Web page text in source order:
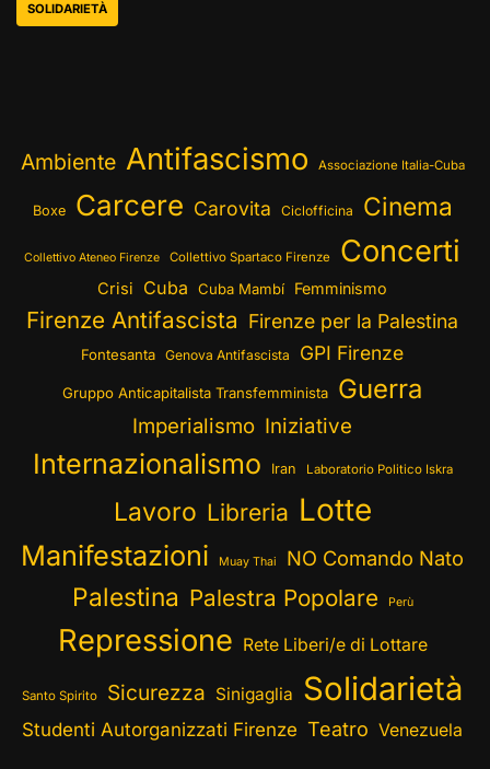
SOLIDARIETÀ
Ambiente Antifascismo Associazione Italia-Cuba
Boxe Carcere Carovita Ciclofficina Cinema
Collettivo Ateneo Firenze Collettivo Spartaco Firenze Concerti
Crisi Cuba Cuba Mambí Femminismo
Firenze Antifascista Firenze per la Palestina
Fontesanta Genova Antifascista GPI Firenze
Gruppo Anticapitalista Transfemminista Guerra
Imperialismo Iniziative
Internazionalismo Iran Laboratorio Politico Iskra
Lavoro Libreria Lotte
Manifestazioni Muay Thai NO Comando Nato
Palestina Palestra Popolare Perù
Repressione Rete Liberi/e di Lottare
Santo Spirito Sicurezza Sinigaglia Solidarietà
Studenti Autorganizzati Firenze Teatro Venezuela